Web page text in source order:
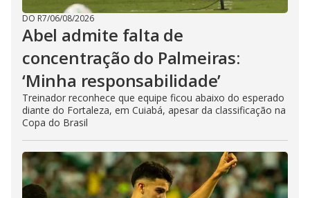
DO R7/06/08/2026
Abel admite falta de
concentração do Palmeiras:
‘Minha responsabilidade’
Treinador reconhece que equipe ficou abaixo do esperado
diante do Fortaleza, em Cuiabá, apesar da classificação na
Copa do Brasil